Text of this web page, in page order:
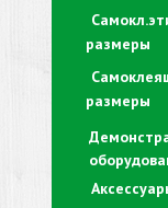
размеры
размеры